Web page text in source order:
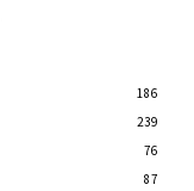
186
239
76
87